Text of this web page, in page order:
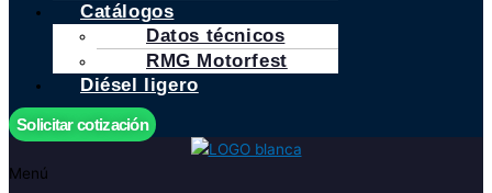
Catálogos
Datos técnicos
RMG Motorfest
Diésel ligero
Solicitar cotización
Menú